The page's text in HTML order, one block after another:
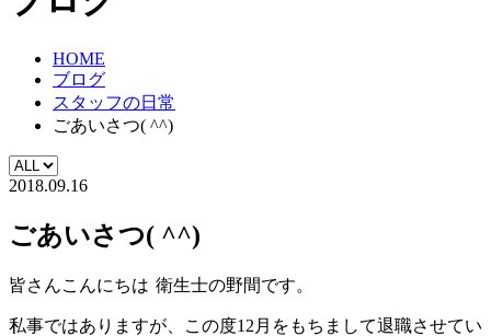
HOME
ブログ
スタッフの日常
ごあいさつ( ^^)
2018.09.16
ごあいさつ( ^^)
皆さんこんにちは 衛生士の野間です。
私事ではありますが、この度12月をもちまして退職させてい